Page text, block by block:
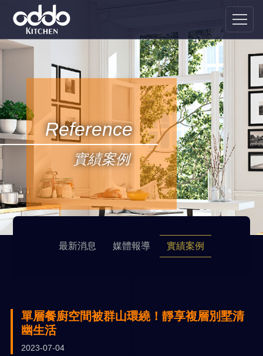
Reference
實績案例
最新消息 媒體報導 實績案例
單層餐廚空間被群山環繞！靜享複層別墅清
幽生活
2023-07-04